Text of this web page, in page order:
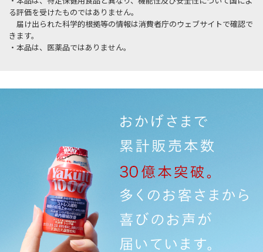
る評価を受けたものではありません。
届け出られた科学的根拠等の情報は消費者庁のウェブサイトで確認で
きます。
・本品は、医薬品ではありません。